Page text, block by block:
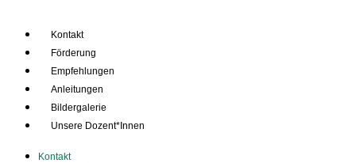
Kontakt
Förderung
Empfehlungen
Anleitungen
Bildergalerie
Unsere Dozent*Innen
Kontakt